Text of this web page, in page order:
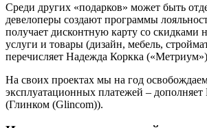
Среди других «подарков» может быть
девелоперы создают программы
получает дисконтную карту со скидками
услуги и товары (дизайн, мебель,
перечисляет Надежда Коркка
На своих проектах мы на год
эксплуатационных платежей –
(Глинком (Glincom)).